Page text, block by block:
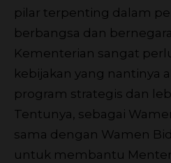
pilar terpenting dalam
berbangsa dan
Kementerian sangat
kebijakan yang nantinya
program strategis dan
Tentunya, sebagai
sama dengan Wamen
untuk membantu